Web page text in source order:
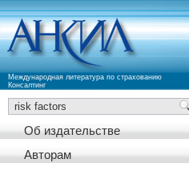
Международная литература по страхованию
Консалтинг
Об издательстве
Авторам